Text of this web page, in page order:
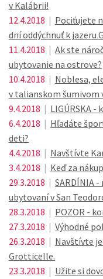
v Kalábrii!
12.4.2018 | Pociťujete
dní oddýchnuť k jazeru
11.4.2018 | Ak ste
ubytovanie na ostrove?
10.4.2018 | Noblesa,
v talianskom šumivom
9.4.2018 | LIGÚRSKA -
6.4.2018 | Hľadáte
deti?
4.4.2018 | Navštívte
3.4.2018 | Keď za
29.3.2018 | SARDÍNIA
ubytovaní v San
28.3.2018 | POZOR -
27.3.2018 | Výhodné
26.3.2018 | Navštívte
Grotticelle.
23.3.2018 | Užite si